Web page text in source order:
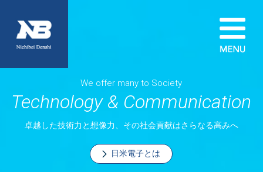
We offer many to Society
Technology & Communication
卓越した技術力と想像力、その社会貢献はさらなる高みへ
日米電子とは